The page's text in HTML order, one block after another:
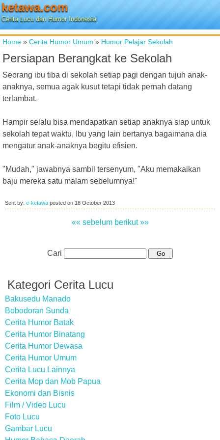
ketawa.com
Cerita Lucu dan Humor Indonesia
Home » Cerita Humor Umum » Humor Pelajar Sekolah
Persiapan Berangkat ke Sekolah
Seorang ibu tiba di sekolah setiap pagi dengan tujuh anak-
anaknya, semua agak kusut tetapi tidak pernah datang
terlambat.
Hampir selalu bisa mendapatkan setiap anaknya siap untuk
sekolah tepat waktu, Ibu yang lain bertanya bagaimana dia
mengatur anak-anaknya begitu efisien.
"Mudah," jawabnya sambil tersenyum, "Aku memakaikan
baju mereka satu malam sebelumnya!"
Sent by: e-ketawa posted on 18 October 2013
«« sebelum berikut »»
Cari
Kategori Cerita Lucu
Bakusedu Manado
Bobodoran Sunda
Cerita Humor Batak
Cerita Humor Binatang
Cerita Humor Dewasa
Cerita Humor Umum
Cerita Lucu Lainnya
Cerita Mop dan Mob Papua
Ekonomi dan Bisnis
Film / Video Lucu
Foto Lucu
Gambar Lucu